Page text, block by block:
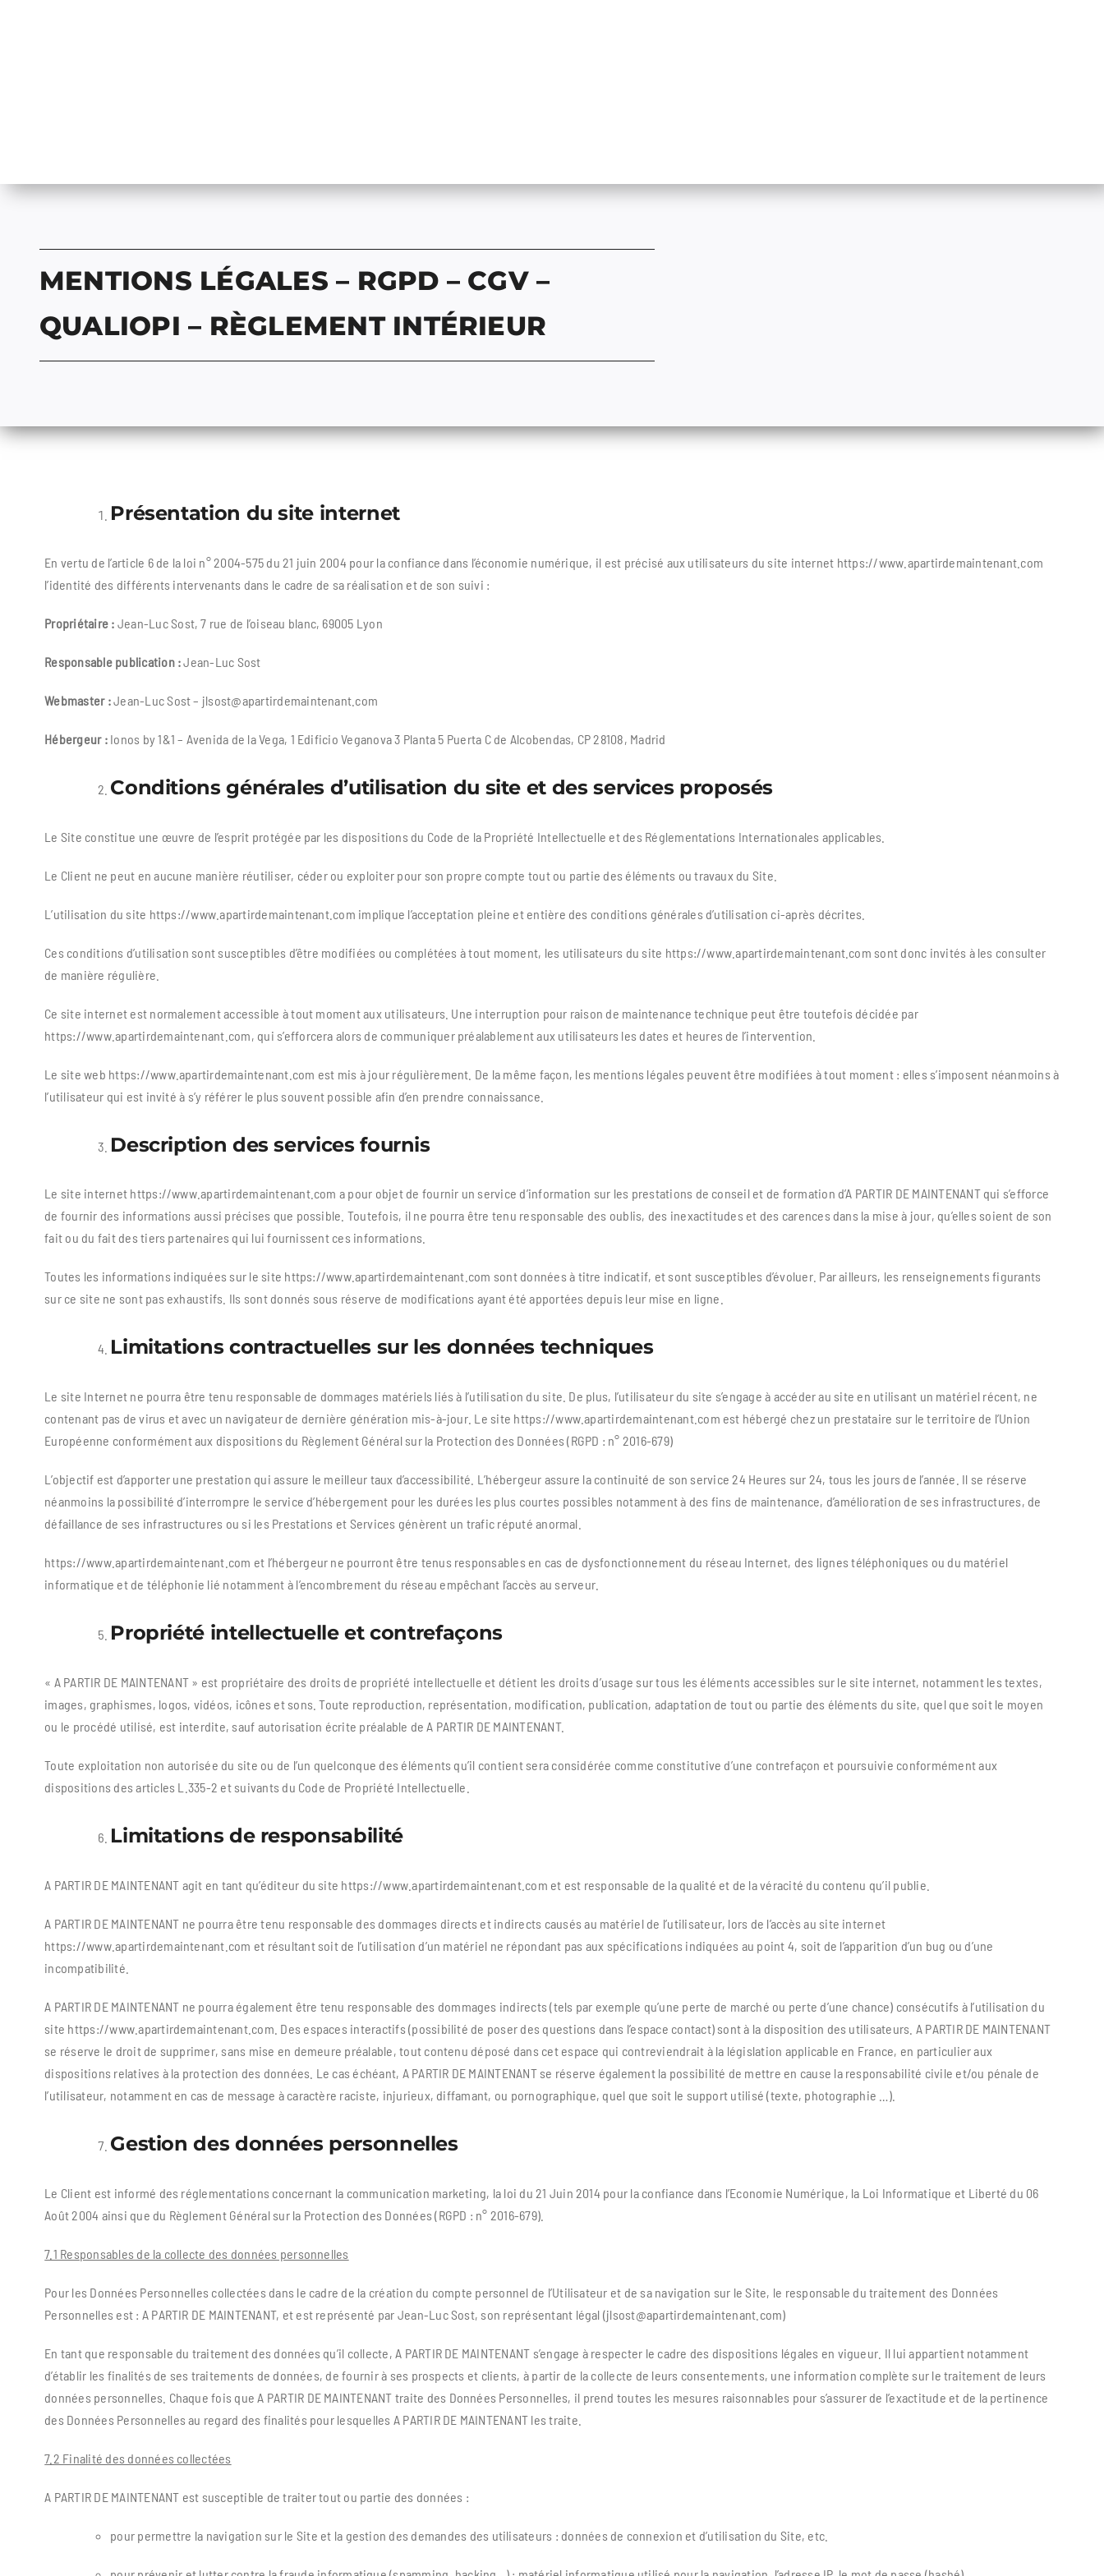
MENTIONS LÉGALES – RGPD – CGV –
QUALIOPI – RÈGLEMENT INTÉRIEUR
Présentation du site internet
En vertu de l’article 6 de la loi n° 2004-575 du 21 juin 2004 pour la confiance dans l’économie numérique, il est précisé aux utilisateurs du site internet https://www.apartirdemaintenant.com
l’identité des différents intervenants dans le cadre de sa réalisation et de son suivi :
Propriétaire : Jean-Luc Sost, 7 rue de l’oiseau blanc, 69005 Lyon
Responsable publication :Jean-Luc Sost
Webmaster :Jean-Luc Sost – jlsost@apartirdemaintenant.com
Hébergeur :Ionos by 1&1 – Avenida de la Vega, 1 Edificio Veganova 3 Planta 5 Puerta C de Alcobendas, CP 28108, Madrid
Conditions générales d’utilisation du site et des services proposés
Le Site constitue une œuvre de l’esprit protégée par les dispositions du Code de la Propriété Intellectuelle et des Réglementations Internationales applicables.
Le Client ne peut en aucune manière réutiliser, céder ou exploiter pour son propre compte tout ou partie des éléments ou travaux du Site.
L’utilisation du site https://www.apartirdemaintenant.com implique l’acceptation pleine et entière des conditions générales d’utilisation ci-après décrites.
Ces conditions d’utilisation sont susceptibles d’être modifiées ou complétées à tout moment, les utilisateurs du site https://www.apartirdemaintenant.com sont donc invités à les consulter
de manière régulière.
Ce site internet est normalement accessible à tout moment aux utilisateurs. Une interruption pour raison de maintenance technique peut être toutefois décidée par
https://www.apartirdemaintenant.com, qui s’efforcera alors de communiquer préalablement aux utilisateurs les dates et heures de l’intervention.
Le site web https://www.apartirdemaintenant.com est mis à jour régulièrement. De la même façon, les mentions légales peuvent être modifiées à tout moment : elles s’imposent néanmoins à
l’utilisateur qui est invité à s’y référer le plus souvent possible afin d’en prendre connaissance.
Description des servicesfournis
Le site internet https://www.apartirdemaintenant.com a pour objet de fournir un service d’information sur les prestations de conseil et de formation d’A PARTIR DE MAINTENANT qui s’efforce
de fournir des informations aussi précises que possible. Toutefois, il ne pourra être tenu responsable des oublis, des inexactitudes et des carences dans la mise à jour, qu’elles soient de son
fait ou du fait des tiers partenaires qui lui fournissent ces informations.
Toutes les informations indiquées sur le site https://www.apartirdemaintenant.com sont données à titre indicatif, et sont susceptibles d’évoluer. Par ailleurs, les renseignements figurants
sur ce site ne sont pas exhaustifs. Ils sont donnés sous réserve de modifications ayant été apportées depuis leur mise en ligne.
Limitations contractuelles sur les données techniques
Le site Internet ne pourra être tenu responsable de dommages matériels liés à l’utilisation du site. De plus, l’utilisateur du site s’engage à accéder au site en utilisant un matériel récent, ne
contenant pas de virus et avec un navigateur de dernière génération mis-à-jour. Le site https://www.apartirdemaintenant.com est hébergé chez un prestataire sur le territoire de l’Union
Européenne conformément aux dispositions du Règlement Général sur la Protection des Données (RGPD : n° 2016-679)
L’objectif est d’apporter une prestation qui assure le meilleur taux d’accessibilité. L’hébergeur assure la continuité de son service 24 Heures sur 24, tous les jours de l’année. Il se réserve
néanmoins la possibilité d’interrompre le service d’hébergement pour les durées les plus courtes possibles notamment à des fins de maintenance, d’amélioration de ses infrastructures, de
défaillance de ses infrastructures ou si les Prestations et Services génèrent un trafic réputé anormal.
https://www.apartirdemaintenant.com et l’hébergeur ne pourront être tenus responsables en cas de dysfonctionnement du réseau Internet, des lignes téléphoniques ou du matériel
informatique et de téléphonie lié notamment à l’encombrement du réseau empêchant l’accès au serveur.
Propriété intellectuelleet contrefaçons
« A PARTIR DE MAINTENANT » est propriétaire des droits de propriété intellectuelle et détient les droits d’usage sur tous les éléments accessibles sur le site internet, notamment les textes,
images, graphismes, logos, vidéos, icônes et sons. Toute reproduction, représentation, modification, publication, adaptation de tout ou partie des éléments du site, quel que soit le moyen
ou le procédé utilisé, est interdite, sauf autorisation écrite préalable de A PARTIR DE MAINTENANT.
Toute exploitation non autorisée du site ou de l’un quelconque des éléments qu’il contient sera considérée comme constitutive d’une contrefaçon et poursuivie conformément aux
dispositions des articles L.335-2 et suivants du Code de Propriété Intellectuelle.
Limitations de responsabilité
A PARTIR DE MAINTENANT agit en tant qu’éditeur du site https://www.apartirdemaintenant.com et est responsable de la qualité et de la véracité du contenu qu’il publie.
A PARTIR DE MAINTENANT ne pourra être tenu responsable des dommages directs et indirects causés au matériel de l’utilisateur, lors de l’accès au site internet
https://www.apartirdemaintenant.com et résultant soit de l’utilisation d’un matériel ne répondant pas aux spécifications indiquées au point 4, soit de l’apparition d’un bug ou d’une
incompatibilité.
A PARTIR DE MAINTENANT ne pourra également être tenu responsable des dommages indirects (tels par exemple qu’une perte de marché ou perte d’une chance) consécutifs à l’utilisation du
site https://www.apartirdemaintenant.com. Des espaces interactifs (possibilité de poser des questions dans l’espace contact) sont à la disposition des utilisateurs. A PARTIR DE MAINTENANT
se réserve le droit de supprimer, sans mise en demeure préalable, tout contenu déposé dans cet espace qui contreviendrait à la législation applicable en France, en particulier aux
dispositions relatives à la protection des données. Le cas échéant, A PARTIR DE MAINTENANT se réserve également la possibilité de mettre en cause la responsabilité civile et/ou pénale de
l’utilisateur, notamment en cas de message à caractère raciste, injurieux, diffamant, ou pornographique, quel que soit le support utilisé (texte, photographie …).
Gestion des données personnelles
Le Client est informé des réglementations concernant la communication marketing, la loi du 21 Juin 2014 pour la confiance dans l’Economie Numérique, la Loi Informatique et Liberté du 06
Août 2004 ainsi que du Règlement Général sur la Protection des Données (RGPD : n° 2016-679).
7.1 Responsables de la collecte des données personnelles
Pour les Données Personnelles collectées dans le cadre de la création du compte personnel de l’Utilisateur et de sa navigation sur le Site, le responsable du traitement des Données
Personnelles est : A PARTIR DE MAINTENANT, et est représenté par Jean-Luc Sost, son représentant légal (jlsost@apartirdemaintenant.com)
En tant que responsable du traitement des données qu’il collecte, A PARTIR DE MAINTENANT s’engage à respecter le cadre des dispositions légales en vigueur. Il lui appartient notamment
d’établir les finalités de ses traitements de données, de fournir à ses prospects et clients, à partir de la collecte de leurs consentements, une information complète sur le traitement de leurs
données personnelles. Chaque fois que A PARTIR DE MAINTENANT traite des Données Personnelles, il prend toutes les mesures raisonnables pour s’assurer de l’exactitude et de la pertinence
des Données Personnelles au regard des finalités pour lesquelles A PARTIR DE MAINTENANT les traite.
7.2 Finalité des données collectées
A PARTIR DE MAINTENANT est susceptible de traiter tout ou partie des données :
pour permettre la navigation sur le Site et la gestion des demandes des utilisateurs : données de connexion et d’utilisation du Site, etc.